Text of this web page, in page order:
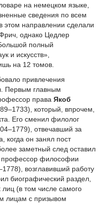
на немецком языке,
сведения по всем
этом направлении сделали
однако Цедлер
полный
и искусств»,
на 12 томов.
привлечения
Первым главным
права Якоб
который, впрочем,
Его сменил филолог
отвечавший за
когда он занял пост
заметный след оставил
профессор философии
возглавивший работу
биографический раздел,
(в том числе самого
лицам с призывом